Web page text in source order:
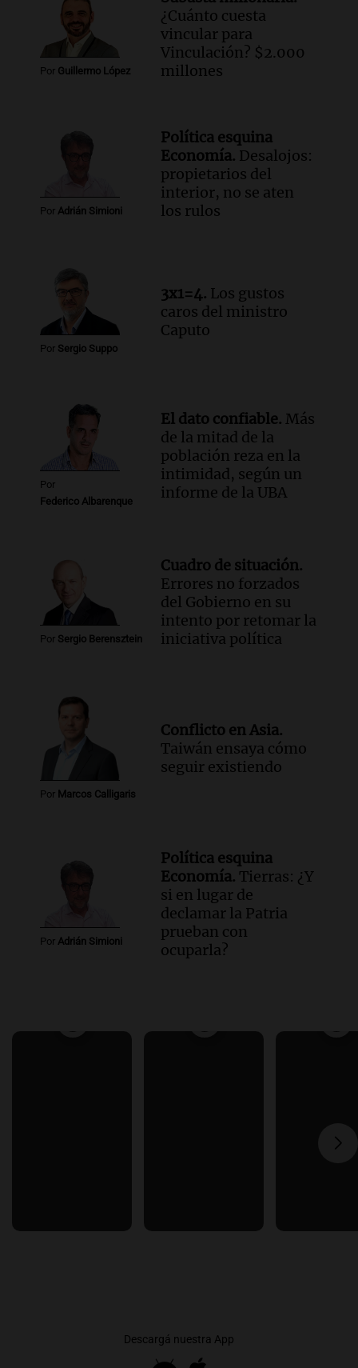
Episodios
Audio.
José Roccuzzo, cortes de carne y
compras de Antonella: bromas en
Rosario.
compras de Antonella: bromas en
Rosario.
Viva la Radio Rosario
Episodios
Audio.Luciano Cáceres llega a Córdoba a
Amamos Argentina
Episodios
Por Guillermo López
¿Cuánto cuesta
vincular para
Vinculación? $2.000
millones
Por Adrián Simioni
Política esquina
Economía. Desalojos:
propietarios del
interior, no se aten
los rulos
Por Sergio Suppo
3x1=4. Los gustos
caros del ministro
Caputo
Por
Federico Albarenque
El dato confiable. Más
de la mitad de la
población reza en la
intimidad, según un
informe de la UBA
Por Sergio Berensztein
Cuadro de situación.
Errores no forzados
del Gobierno en su
intento por retomar la
iniciativa política
Por Marcos Calligaris
Conflicto en Asia.
Taiwán ensaya cómo
seguir existiendo
Por Adrián Simioni
Política esquina
Economía. Tierras: ¿Y
si en lugar de
declamar la Patria
prueban con
ocuparla?
Descargá nuestra App